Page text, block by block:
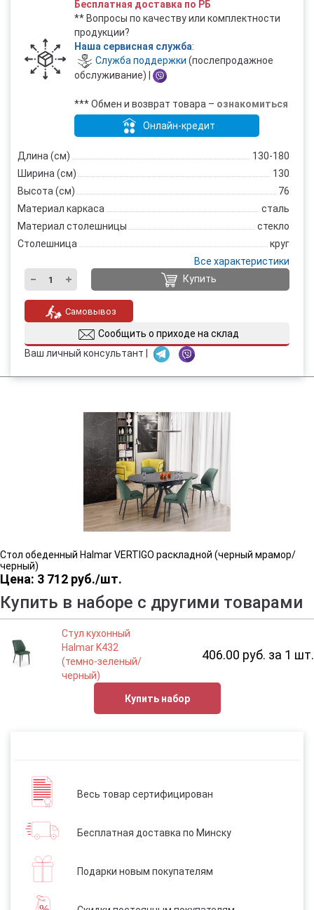
Бесплатная доставка по РБ
** Вопросы по качеству или комплектности
продукции?
Наша сервисная служба:
Служба поддержки (послепродажное
обслуживание) |
*** Обмен и возврат товара – ознакомиться
Онлайн-кредит
Длина (см)
130-180
Ширина (см)
130
Высота (см)
76
Материал каркаса
сталь
Материал столешницы
стекло
Столешница
круг
Все характеристики
Купить
Самовывоз
Сообщить о приходе на склад
Ваш личный консультант |
Стол обеденный Halmar VERTIGO раскладной (черный мрамор/
черный)
Цена: 3 712 руб./шт.
Купить в наборе с другими товарами
Стул кухонный
Halmar K432
(темно-зеленый/
черный)
406.00 руб. за 1 шт.
Купить набор
Весь товар сертифицирован
Бесплатная доставка по Минску
Подарки новым покупателям